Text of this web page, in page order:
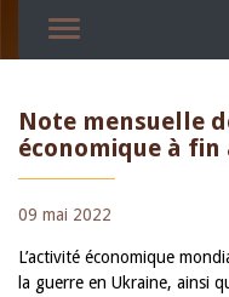
Note mensuelle
économique à fin
09 mai 2022
L’activité économique
la guerre en Ukraine, ainsi